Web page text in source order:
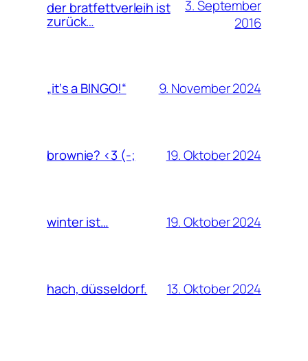
der bratfettverleih ist
zurück…
3. September
2016
„it‘s a BINGO!“ 9. November 2024
brownie? <3 (-; 19. Oktober 2024
winter ist… 19. Oktober 2024
hach, düsseldorf. 13. Oktober 2024